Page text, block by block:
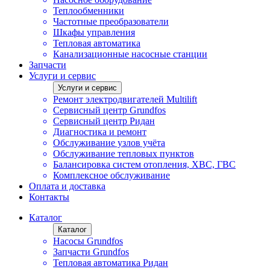
Теплообменники
Частотные преобразователи
Шкафы управления
Тепловая автоматика
Канализационные насосные станции
Запчасти
Услуги и сервис
Услуги и сервис
Ремонт электродвигателей Multilift
Сервисный центр Grundfos
Сервисный центр Ридан
Диагностика и ремонт
Обслуживание узлов учёта
Обслуживание тепловых пунктов
Балансировка систем отопления, ХВС, ГВС
Комплексное обслуживание
Оплата и доставка
Контакты
Каталог
Каталог
Насосы Grundfos
Запчасти Grundfos
Тепловая автоматика Ридан